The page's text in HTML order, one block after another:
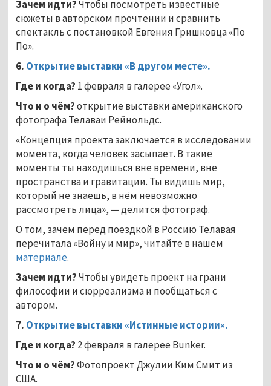
Зачем идти?Чтобы посмотреть известные
сюжеты в авторском прочтении и сравнить
спектакль с постановкой Евгения Гришковца «По
По».
6. Открытие выставки «В другом месте».
Где и когда? 1 февраля в галерее «Угол».
Что и о чём?открытие выставки американского
фотографа Телаваи Рейнольдс.
«Концепция проекта заключается в исследовании
момента, когда человек засыпает. В такие
моменты ты находишься вне времени, вне
пространства и гравитации. Ты видишь мир,
который не знаешь, в нём невозможно
рассмотреть лица», — делится фотограф.
О том, зачем перед поездкой в Россию Телавая
перечитала «Войну и мир», читайте в нашем
материале.
Зачем идти?Чтобы увидеть проект на грани
философии и сюрреализма и пообщаться с
автором.
7. Открытие выставки «Истинные истории».
Где и когда? 2 февраля в галерее Bunker.
Что и о чём?Фотопроект Джулии Ким Смит из
США.